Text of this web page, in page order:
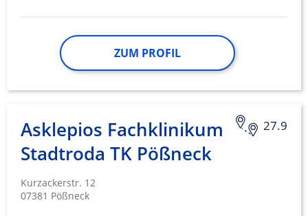
ZUM PROFIL
27.9
Asklepios Fachklinikum
Stadtroda TK Pößneck
Kurzackerstr. 12
07381 Pößneck